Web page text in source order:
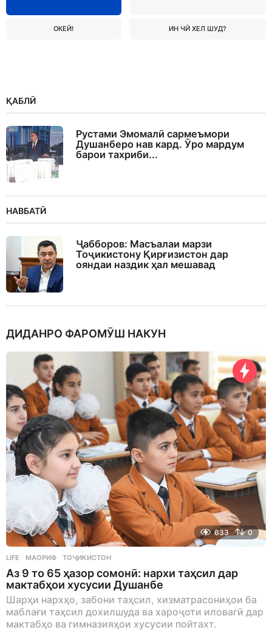
ОКЕЙ! ИН ЧӢ ХЕЛ ШУД?
ҚАБЛӢ
Рустами Эмомалӣ сармеъмори
Душанберо нав кард. Ӯро мардум
барои тахриби...
НАВБАТӢ
Ҷабборов: Масъалаи марзи
Тоҷикистону Қирғизистон дар
ояндаи наздик ҳал мешавад
ДИДАНРО ФАРОМӮШ НАКУН
633 0
LIFE МАОРИФ ,ТОҶИКИСТОН
Аз 9 то 65 ҳазор сомонӣ: нархи таҳсил дар
мактабҳои хусусии Душанбе
Шарҳи нархҳо, забони таҳсил, хизматрасониҳои ба
маблағи таҳсил дохилшуда ва хароҷоти иловагӣ дар
мактабҳо ва гимназияҳои хусусии пойтахт.